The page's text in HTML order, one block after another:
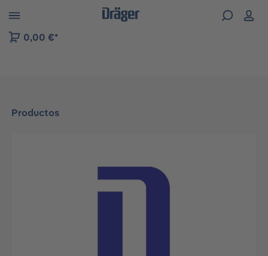
to B2B platform navigation
0,00 €*
Productos
Omitir galería de imágenes